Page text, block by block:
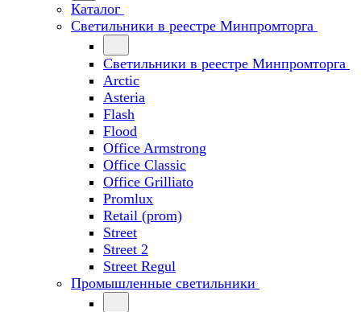
Каталог
Светильники в реестре Минпромторга
Светильники в реестре Минпромторга
Arctic
Asteria
Flash
Flood
Office Armstrong
Office Classic
Office Grilliato
Promlux
Retail (prom)
Street
Street 2
Street Regul
Промышленные светильники